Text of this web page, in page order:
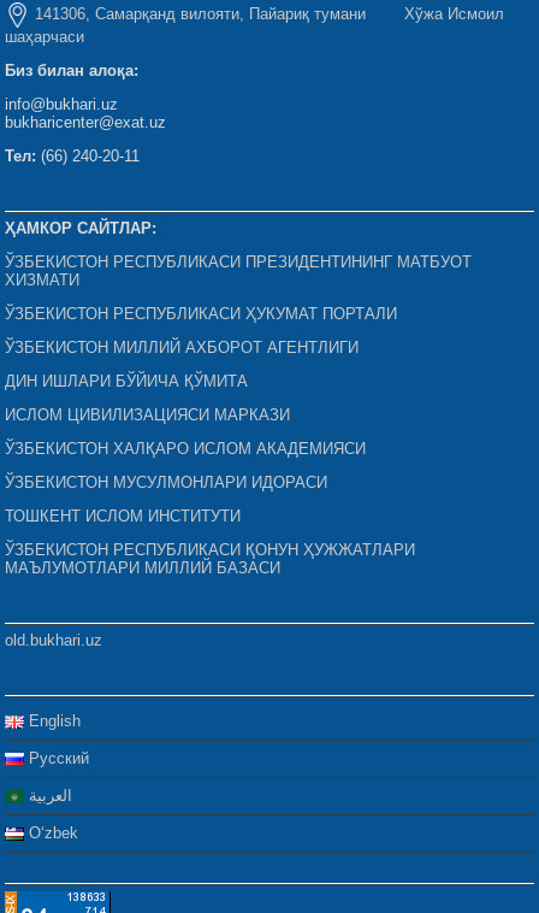
141306, Самарқанд вилояти, Пайариқ тумани Хўжа Исмоил
шаҳарчаси
Биз билан алоқа:
info@bukhari.uz
bukharicenter@exat.uz
Тел: (66) 240-20-11
ҲАМКОР САЙТЛАР:
ЎЗБЕКИСТОН РЕСПУБЛИКАСИ ПРЕЗИДЕНТИНИНГ МАТБУОТ
ХИЗМАТИ
ЎЗБЕКИСТОН РЕСПУБЛИКАСИ ҲУКУМАТ ПОРТАЛИ
ЎЗБЕКИСТОН МИЛЛИЙ АХБОРОТ АГЕНТЛИГИ
ДИН ИШЛАРИ БЎЙИЧА ҚЎМИТА
ИСЛОМ ЦИВИЛИЗАЦИЯСИ МАРКАЗИ
ЎЗБЕКИСТОН ХАЛҚАРО ИСЛОМ АКАДЕМИЯСИ
ЎЗБЕКИСТОН МУСУЛМОНЛАРИ ИДОРАСИ
ТОШКЕНТ ИСЛОМ ИНСТИТУТИ
ЎЗБЕКИСТОН РЕСПУБЛИКАСИ ҚОНУН ҲУЖЖАТЛАРИ
МАЪЛУМОТЛАРИ МИЛЛИЙ БАЗАСИ
old.bukhari.uz
English
Русский
العربية
Oʻzbek